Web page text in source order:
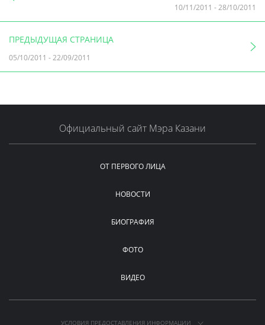
10/11/2011 -28/10/2011
ПРЕДЫДУЩАЯ СТРАНИЦА
05/10/2011 -22/09/2011
Официальный сайт Мэра Казани
ОТ ПЕРВОГО ЛИЦА
НОВОСТИ
БИОГРАФИЯ
ФОТО
ВИДЕО
УСЛОВИЯ ПРЕДОСТАВЛЕНИЯ ИНФОРМАЦИИ